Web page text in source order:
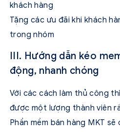
khách hàng
Tặng các ưu đãi khi khách
trong nhóm
III. Hướng dẫn kéo
động, nhanh chóng
Với các cách làm thủ công
được một lượng thành viên
Phần mềm bán hàng MKT